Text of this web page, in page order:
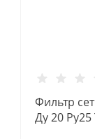
Фильтр
Ду 20